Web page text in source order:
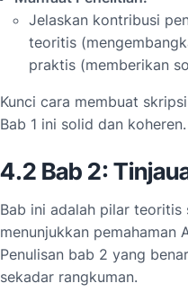
Jelaskan kontribusi
teoritis
praktis (memberikan
Kunci cara membuat
Bab 1 ini solid dan koheren.
4.2 Bab 2:
Bab ini adalah pilar teoritis
menunjukkan pemahaman
Penulisan bab 2 yang
sekadar rangkuman.